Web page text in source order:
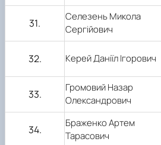
31.
Селезень Микола
Сергійович
32. Керей Даніїл Ігорович
33.
Громовий Назар
Олександрович
34.
Браженко Артем
Тарасович